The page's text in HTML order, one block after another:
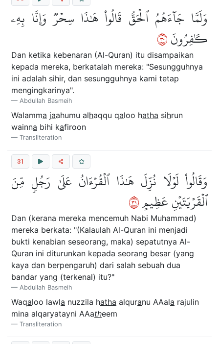
وَلَمَّا جَآءَهُمُ ٱلۡحَقُّ قَالُواْ هَٰذَا سِحۡرٞ وَإِنَّا بِهِۦ
كَٰفِرُونَ٠٣
Dan ketika kebenaran (Al-Quran) itu disampaikan
kepada mereka, berkatalah mereka: "Sesungguhnya
ini adalah sihir, dan sesungguhnya kami tetap
mengingkarinya".
Abdullah Basmeih
Walamma jaahumu alhaqqu qaloo hatha sihrun
wainna bihi kafiroon
Transliteration
31
وَقَالُواْ لَوۡلَا نُزِّلَ هَٰذَا ٱلۡقُرۡءَانُ عَلَىٰ رَجُلٖ مِّنَ
ٱلۡقَرۡيَتَيۡنِ عَظِيمٍ١٣
Dan (kerana mereka mencemuh Nabi Muhammad)
mereka berkata: "(Kalaulah Al-Quran ini menjadi
bukti kenabian seseorang, maka) sepatutnya Al-
Quran ini diturunkan kepada seorang besar (yang
kaya dan berpengaruh) dari salah sebuah dua
bandar yang (terkenal) itu?"
Abdullah Basmeih
Waqaloo lawla nuzzila hatha alquranu AAala rajulin
mina alqaryatayni AAatheem
Transliteration